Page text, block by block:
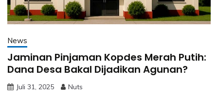
News
Jaminan Pinjaman Kopdes Merah Putih:
Dana Desa Bakal Dijadikan Agunan?
Juli 31, 2025 Nuts